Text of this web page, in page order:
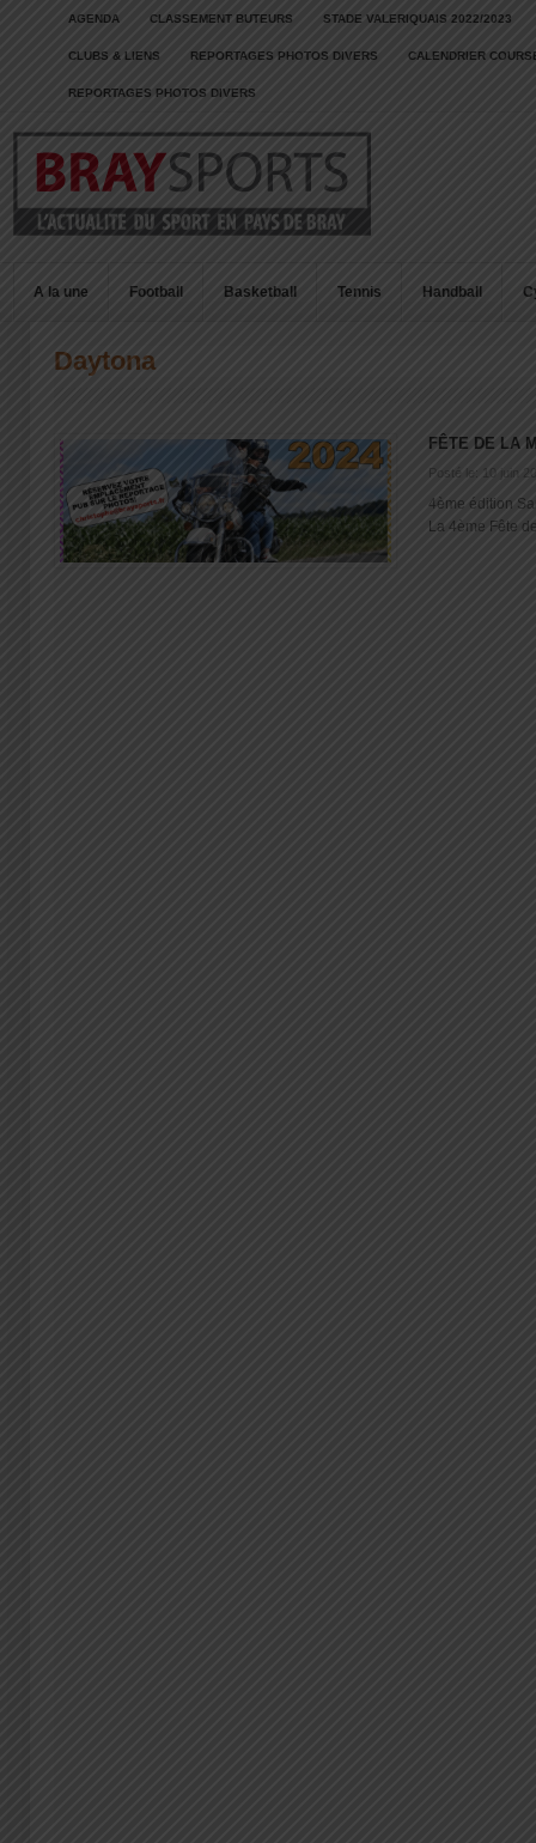
AGENDA CLASSEMENT BUTEURS STADE VALERIQUAIS 2022/2023
CLUBS & LIENS REPORTAGES PHOTOS DIVERS CALENDRIER
REPORTAGES PHOTOS DIVERS
A la une Football Basketball Tennis Handball
Daytona
FÊTE DE LA
Posté le: 10 juin
4ème édition
La 4ème Fête